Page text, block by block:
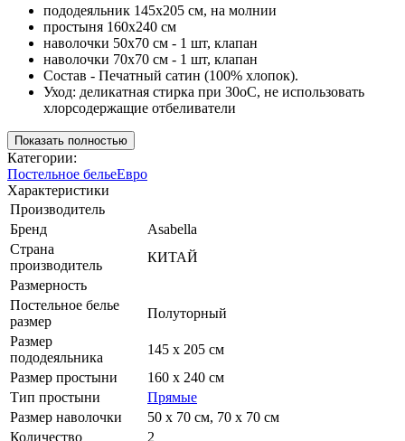
пододеяльник 145х205 см, на молнии
простыня 160x240 см
наволочки 50х70 см - 1 шт, клапан
наволочки 70х70 см - 1 шт, клапан
Состав - Печатный сатин (100% хлопок).
Уход: деликатная стирка при 30оС, не использовать
хлорсодержащие отбеливатели
Показать полностью
Категории:
Постельное бельеЕвро
Характеристики
Производитель
Бренд
Asabella
Страна
производитель
КИТАЙ
Размерность
Постельное белье
размер
Полуторный
Размер
пододеяльника
145 х 205 см
Размер простыни
160 х 240 см
Тип простыни
Прямые
Размер наволочки
50 х 70 см, 70 х 70 см
Количество
2